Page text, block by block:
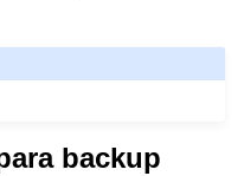
backup